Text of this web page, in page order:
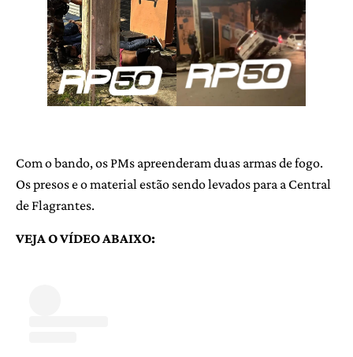
Com o bando, os PMs apreenderam duas armas de fogo.
Os presos e o material estão sendo levados para a Central
de Flagrantes.
VEJA O VÍDEO ABAIXO: